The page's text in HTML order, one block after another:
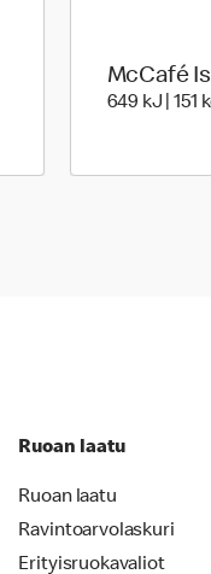
McCafé
649 kJ | 151
Ruoan laatu
Ruoan laatu
Ravintoarvolaskuri
Erityisruokavaliot